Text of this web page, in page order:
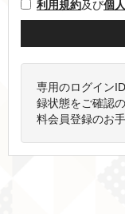
利用規約及び個
専用のログイン
録状態をご確認
料会員登録のお